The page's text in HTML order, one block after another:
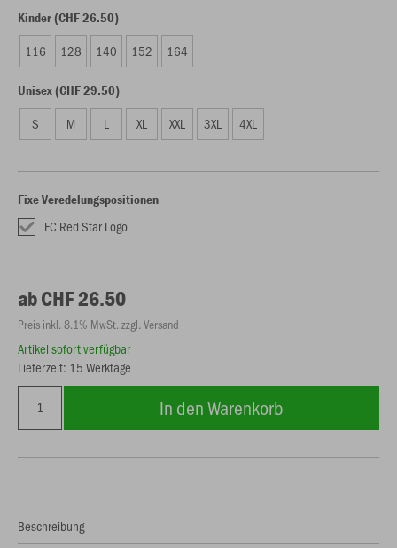
Kinder (CHF 26.50)
116 128 140 152 164
Unisex (CHF 29.50)
S M L XL XXL 3XL 4XL
Fixe Veredelungspositionen
FC Red Star Logo
ab CHF 26.50
Preis inkl. 8.1% MwSt. zzgl. Versand
Artikel sofort verfügbar
Lieferzeit: 15 Werktage
In den Warenkorb
Beschreibung